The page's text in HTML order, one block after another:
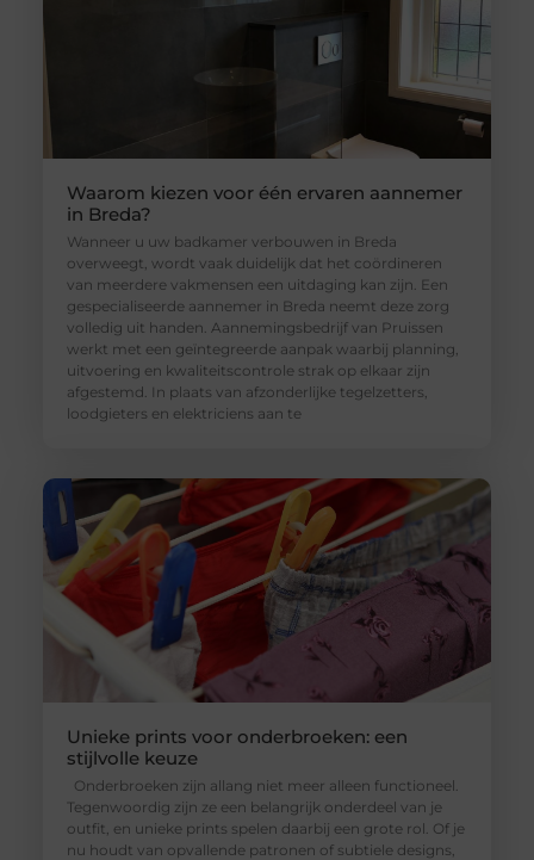
Waarom kiezen voor één ervaren aannemer
in Breda?
Wanneer u uw badkamer verbouwen in Breda
overweegt, wordt vaak duidelijk dat het coördineren
van meerdere vakmensen een uitdaging kan zijn. Een
gespecialiseerde aannemer in Breda neemt deze zorg
volledig uit handen. Aannemingsbedrijf van Pruissen
werkt met een geïntegreerde aanpak waarbij planning,
uitvoering en kwaliteitscontrole strak op elkaar zijn
afgestemd. In plaats van afzonderlijke tegelzetters,
loodgieters en elektriciens aan te
Unieke prints voor onderbroeken: een
stijlvolle keuze
Onderbroeken zijn allang niet meer alleen functioneel.
Tegenwoordig zijn ze een belangrijk onderdeel van je
outfit, en unieke prints spelen daarbij een grote rol. Of je
nu houdt van opvallende patronen of subtiele designs,